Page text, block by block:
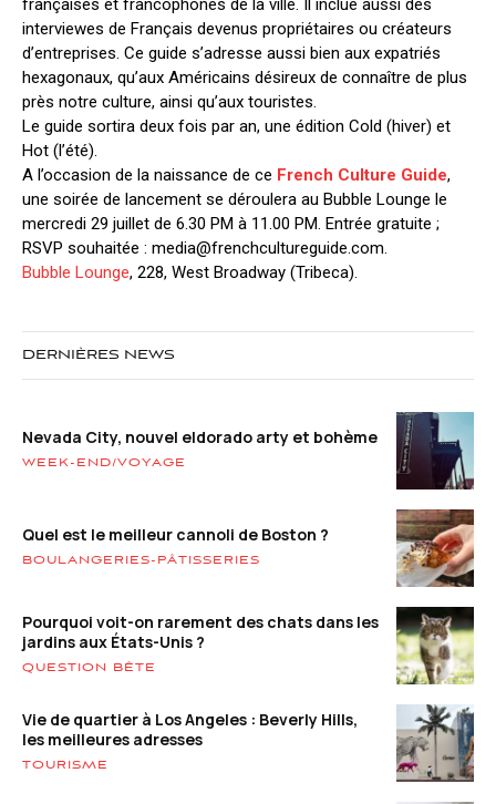
françaises et francophones de la ville. Il inclue aussi des
interviewes de Français devenus propriétaires ou créateurs
d’entreprises. Ce guide s’adresse aussi bien aux expatriés
hexagonaux, qu’aux Américains désireux de connaître de plus
près notre culture, ainsi qu’aux touristes.
Le guide sortira deux fois par an, une édition Cold (hiver) et
Hot (l’été).
A l’occasion de la naissance de ce French Culture Guide,
une soirée de lancement se déroulera au Bubble Lounge le
mercredi 29 juillet de 6.30 PM à 11.00 PM. Entrée gratuite ;
RSVP souhaitée : media@frenchcultureguide.com.
Bubble Lounge, 228, West Broadway (Tribeca).
DERNIÈRES NEWS
Nevada City, nouvel eldorado arty et bohème
WEEK-END/VOYAGE
Quel est le meilleur cannoli de Boston ?
BOULANGERIES-PÂTISSERIES
Pourquoi voit-on rarement des chats dans les
jardins aux États-Unis ?
QUESTION BÊTE
Vie de quartier à Los Angeles : Beverly Hills,
les meilleures adresses
TOURISME